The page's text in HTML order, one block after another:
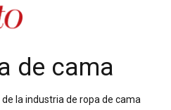
de cama
la industria de ropa de cama